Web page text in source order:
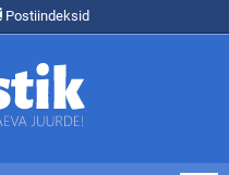
Postiindeksid